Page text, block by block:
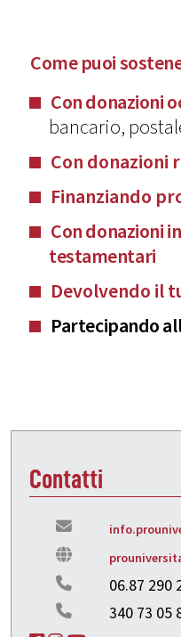
Come puoi
Con donazioni
bancario,
Con donazioni
Finanziando
Con donazioni
testamentari
Devolvendo il
Partecipando
Contatti
06.87 290
340 73 05